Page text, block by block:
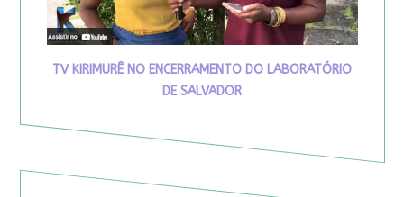
TV KIRIMURÊ NO ENCERRAMENTO DO LABORATÓRIO
DE SALVADOR